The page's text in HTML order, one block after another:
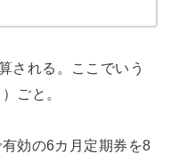
される。ここでいう
ごと。
効の6カ月定期券を8